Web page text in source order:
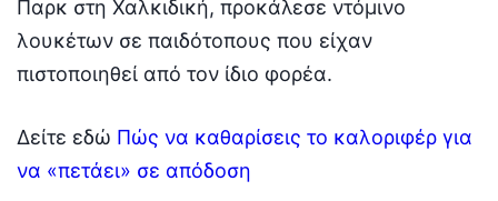
Παρκ στη Χαλκιδική, προκάλεσε ντόμινο
λουκέτων σε παιδότοπους που είχαν
πιστοποιηθεί από τον ίδιο φορέα.
Δείτε εδώ Πώς να καθαρίσεις το καλοριφέρ για
να «πετάει» σε απόδοση